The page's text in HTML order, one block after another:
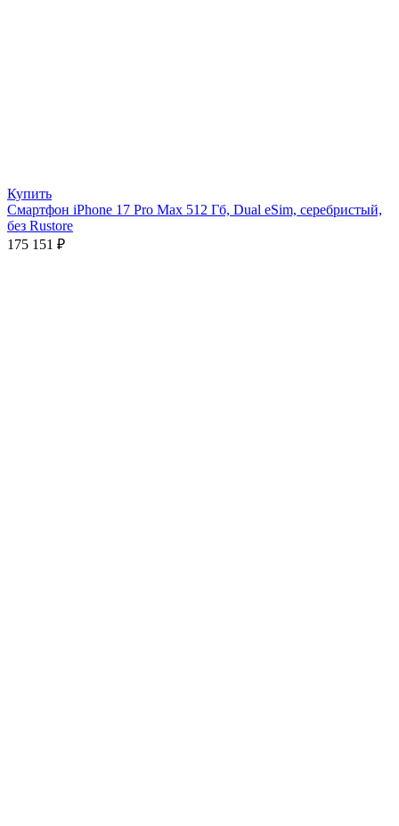
Купить
Смартфон iPhone 17 Pro Max 512 Гб, Dual eSim, серебристый,
без Rustore
175 151 ₽